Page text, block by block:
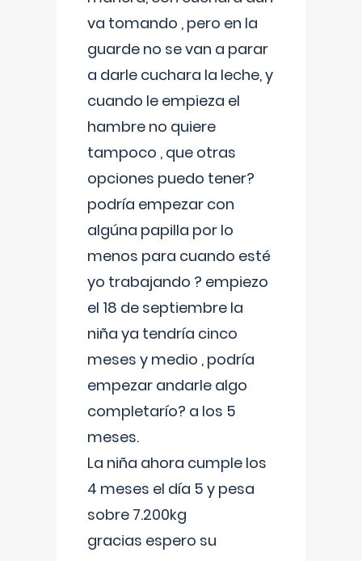
va tomando , pero en la
guarde no se van a parar
a darle cuchara la leche, y
cuando le empieza el
hambre no quiere
tampoco , que otras
opciones puedo tener?
podría empezar con
algúna papilla por lo
menos para cuando esté
yo trabajando ? empiezo
el 18 de septiembre la
niña ya tendría cinco
meses y medio , podría
empezar andarle algo
completarío? a los 5
meses.
La niña ahora cumple los
4 meses el día 5 y pesa
sobre 7.200kg
gracias espero su